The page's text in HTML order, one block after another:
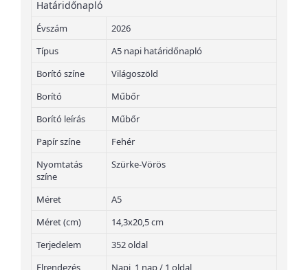
Határidőnapló
Évszám
2026
Típus
A5 napi határidőnapló
Borító színe
Világoszöld
Borító
Műbőr
Borító leírás
Műbőr
Papír színe
Fehér
Nyomtatás
színe
Szürke-Vörös
Méret
A5
Méret (cm)
14,3x20,5 cm
Terjedelem
352 oldal
Elrendezés
Napi, 1 nap / 1 oldal